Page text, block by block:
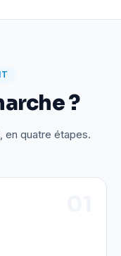
?
en quatre étapes.